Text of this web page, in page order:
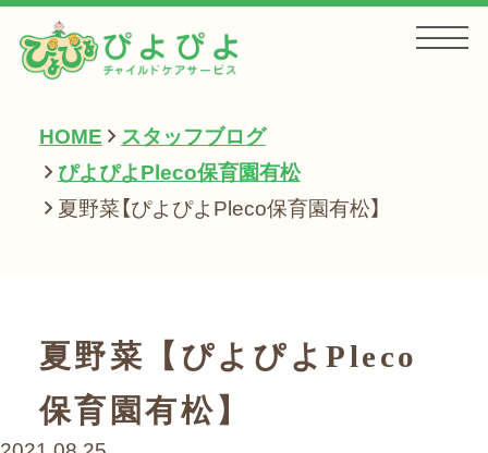
HOME
会社案内
HOME
スタッフブログ
ぴよぴよPleco保育園有松
夏野菜【ぴよぴよPleco保育園有松】
夏野菜【ぴよぴよPleco
保育園有松】